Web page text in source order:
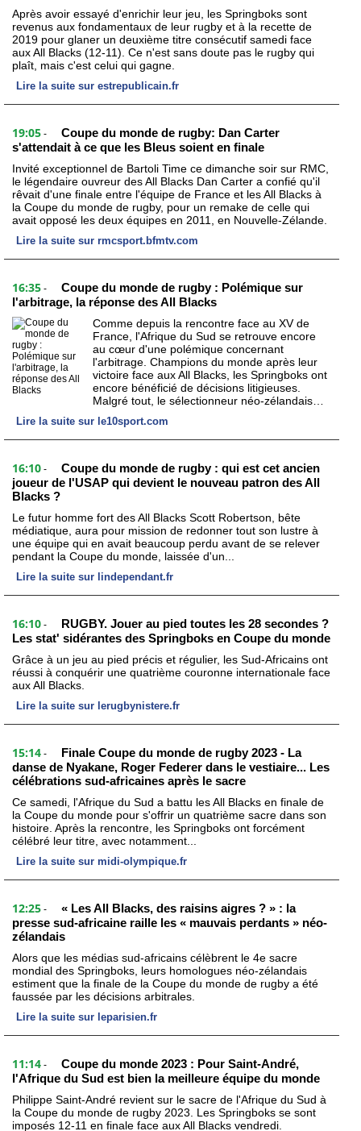
Après avoir essayé d'enrichir leur jeu, les Springboks sont
revenus aux fondamentaux de leur rugby et à la recette de
2019 pour glaner un deuxième titre consécutif samedi face
aux All Blacks (12-11). Ce n'est sans doute pas le rugby qui
plaît, mais c'est celui qui gagne.
Lire la suite sur estrepublicain.fr
19:05 -
Coupe du monde de rugby: Dan Carter
s'attendait à ce que les Bleus soient en finale
Invité exceptionnel de Bartoli Time ce dimanche soir sur RMC,
le légendaire ouvreur des All Blacks Dan Carter a confié qu'il
rêvait d'une finale entre l'équipe de France et les All Blacks à
la Coupe du monde de rugby, pour un remake de celle qui
avait opposé les deux équipes en 2011, en Nouvelle-Zélande.
Lire la suite sur rmcsport.bfmtv.com
16:35 -
Coupe du monde de rugby : Polémique sur
l'arbitrage, la réponse des All Blacks
Comme depuis la rencontre face au XV de
France, l'Afrique du Sud se retrouve encore
au cœur d'une polémique concernant
l'arbitrage. Champions du monde après leur
victoire face aux All Blacks, les Springboks ont
encore bénéficié de décisions litigieuses.
Malgré tout, le sélectionneur néo-zélandais…
Lire la suite sur le10sport.com
16:10 -
Coupe du monde de rugby : qui est cet ancien
joueur de l'USAP qui devient le nouveau patron des All
Blacks ?
Le futur homme fort des All Blacks Scott Robertson, bête
médiatique, aura pour mission de redonner tout son lustre à
une équipe qui en avait beaucoup perdu avant de se relever
pendant la Coupe du monde, laissée d'un...
Lire la suite sur lindependant.fr
16:10 -
RUGBY. Jouer au pied toutes les 28 secondes ?
Les stat' sidérantes des Springboks en Coupe du monde
Grâce à un jeu au pied précis et régulier, les Sud-Africains ont
réussi à conquérir une quatrième couronne internationale face
aux All Blacks.
Lire la suite sur lerugbynistere.fr
15:14 -
Finale Coupe du monde de rugby 2023 - La
danse de Nyakane, Roger Federer dans le vestiaire... Les
célébrations sud-africaines après le sacre
Ce samedi, l'Afrique du Sud a battu les All Blacks en finale de
la Coupe du monde pour s'offrir un quatrième sacre dans son
histoire. Après la rencontre, les Springboks ont forcément
célébré leur titre, avec notamment...
Lire la suite sur midi-olympique.fr
12:25 -
« Les All Blacks, des raisins aigres ? » : la
presse sud-africaine raille les « mauvais perdants » néo-
zélandais
Alors que les médias sud-africains célèbrent le 4e sacre
mondial des Springboks, leurs homologues néo-zélandais
estiment que la finale de la Coupe du monde de rugby a été
faussée par les décisions arbitrales.
Lire la suite sur leparisien.fr
11:14 -
Coupe du monde 2023 : Pour Saint-André,
l'Afrique du Sud est bien la meilleure équipe du monde
Philippe Saint-André revient sur le sacre de l'Afrique du Sud à
la Coupe du monde de rugby 2023. Les Springboks se sont
imposés 12-11 en finale face aux All Blacks vendredi.